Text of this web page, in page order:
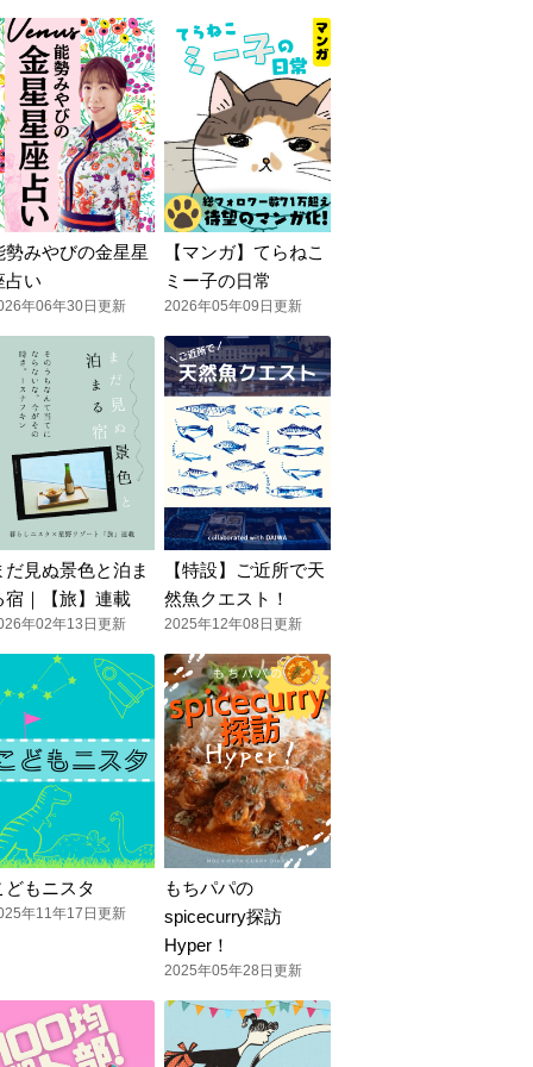
勢みやびの金星星
占い
年06年30日更新
【マンガ】てらねこ
ミー子の日常
2026年05年09日更新
だ見ぬ景色と泊ま
宿｜【旅】連載
年02年13日更新
【特設】ご近所で天
然魚クエスト！
2025年12年08日更新
どもニスタ
年11年17日更新
もちパパの
spicecurry探訪
Hyper！
2025年05年28日更新